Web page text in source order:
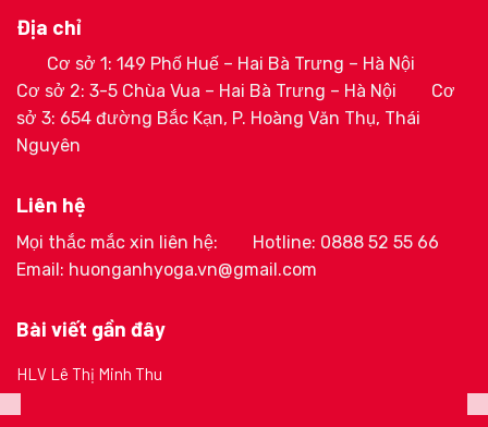
Địa chỉ
Cơ sở 1: 149 Phố Huế – Hai Bà Trưng – Hà Nội
Cơ sở 2: 3-5 Chùa Vua – Hai Bà Trưng – Hà Nội
Cơ
sở 3: 654 đường Bắc Kạn, P. Hoàng Văn Thụ, Thái
Nguyên
Liên hệ
Mọi thắc mắc xin liên hệ:
Hotline: 0888 52 55 66
Email: huonganhyoga.vn@gmail.com
Bài viết gần đây
HLV Lê Thị Minh Thu